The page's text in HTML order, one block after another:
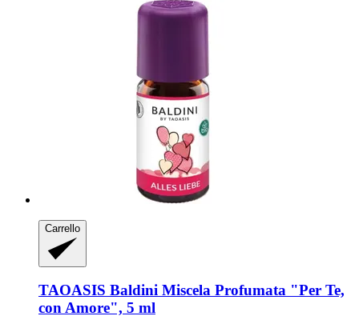
Carrello
TAOASIS Baldini Miscela Profumata "Per Te,
con Amore", 5 ml